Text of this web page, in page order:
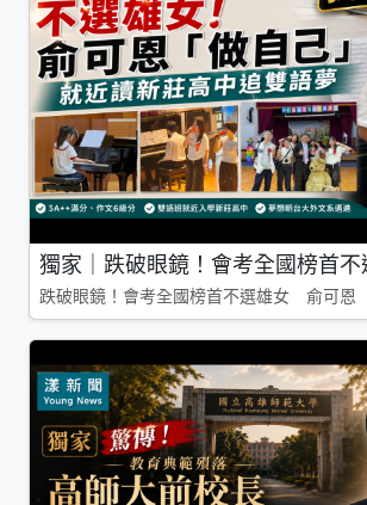
獨家｜跌破眼鏡！會考全國榜首
跌破眼鏡！會考全國榜首不選雄女 俞可恩